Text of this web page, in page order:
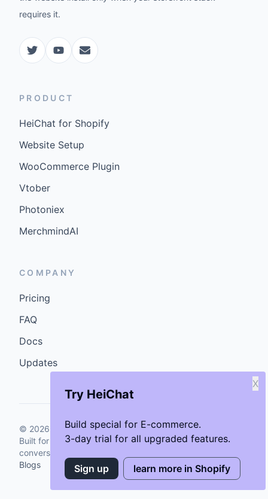
Try HeiChat
Build special for E-commerce.
3-day trial for all upgraded features.
X
Sign up learn more in Shopify
requires it.
PRODUCT
HeiChat for Shopify
Website Setup
WooCommerce Plugin
Vtober
Photoniex
MerchmindAI
COMPANY
Pricing
FAQ
Docs
Updates
© 2026 GenCybers Inc. All rights reserved.
Built for storefronts that want faster answers and cleaner
conversions.
Blogs